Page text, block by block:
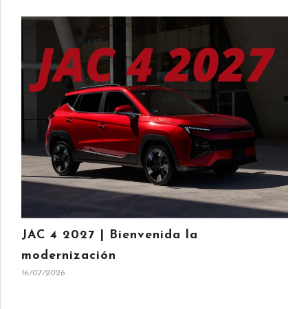
JAC 4 2027 | Bienvenida la
modernización
16/07/2026